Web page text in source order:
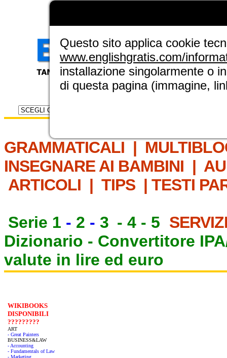
Selettore risorse
GRAMMATICALI |
INSEGNARE AI BAMBINI |
ARTICOLI | TIPS | TESTI
Serie 1 - 2 - 3 - 4 - 5
Dizionario - Convertitore
valute in lire ed euro
WIKIBOOKS
DISPONIBILI
?????????
ART
- Great Painters
BUSINESS&LAW
- Accounting
- Fundamentals of Law
- Marketing
Questo sito applica cookie
www.englishgratis.com/
installazione singolarmente o
di questa pagina (immagine,